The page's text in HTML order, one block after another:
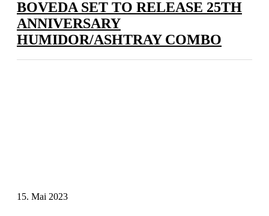
BOVEDA SET TO RELEASE 25TH
ANNIVERSARY
HUMIDOR/ASHTRAY COMBO
15. Mai 2023